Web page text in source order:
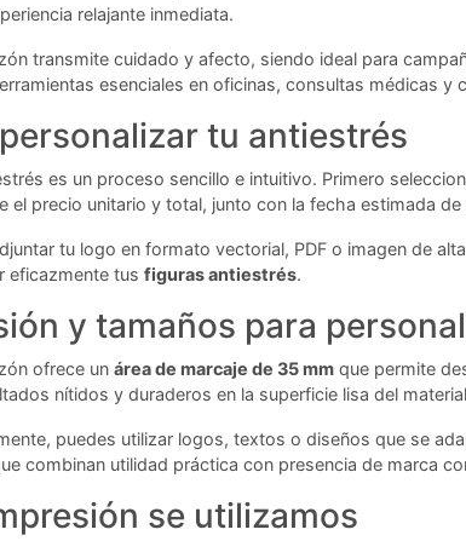
relajante inmediata.
transmite cuidado y afecto, siendo ideal para
esenciales en oficinas, consultas médicas y
tu antiestrés
es un proceso sencillo e intuitivo. Primero
el precio unitario y total, junto con la fecha estimada
tu logo en formato vectorial, PDF o imagen de
eficazmente tus figuras antiestrés.
y tamaños para
ofrece un área de marcaje de 35 mm que permite
nítidos y duraderos en la superficie lisa del
puedes utilizar logos, textos o diseños que se
combinan utilidad práctica con presencia de marca
se utilizamos